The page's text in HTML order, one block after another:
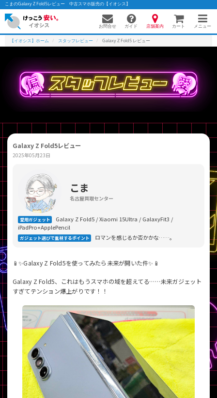
こまのGalaxy Z Fold5レビュー 中古スマホ販売の【イオシス】
お問合せ ガイド 店舗案内 カート メニュー
【イオシス】ホーム スタッフレビュー Galaxy Z Fold5 レビュー
Galaxy Z Fold5レビュー
2025年05月23日
こま
名古屋買取センター
愛用ガジェット Galaxy Z Fold5 / Xiaomi 15Ultra / GalaxyFit3 /
iPadPro+ApplePencil
ガジェット選びで重視するポイント ロマンを感じるか否かかな……。
📱✨Galaxy Z Fold5を使ってみたら未来が開いた件✨📱
Galaxy Z Fold5、これはもうスマホの域を超えてる……未来ガジェット
すぎてテンション爆上がりです！！
かんたんパソコン検索に切り替える
フリーワード
除外ワード
人気の検索ワード：Let's note EliteBook
商品ジャンルの絞り込み
「スマートフォン」「タブレット」など
シリーズ
商品シリーズ名・ブランド名の絞り込み。
「iPhone」「Xperia」「Galaxy」など
メーカー
商品の搭載機能による絞り込み
「5G対応」「防水」「ワンセグ」など
ドライブ
ドライブの絞り込み
ランク
商品状態の絞り込み
「新品」「未使用」「中古」など
CPUの絞り込み